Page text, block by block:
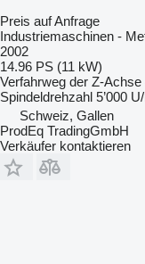
Preis auf Anfrage
Industriemaschinen -
2002
14.96 PS (11 kW)
Verfahrweg der Z-Achse
Spindeldrehzahl 5’000
Schweiz, Gallen
ProdEq TradingGmbH
Verkäufer kontaktieren